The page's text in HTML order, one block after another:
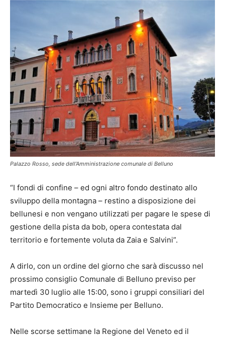
Palazzo Rosso, sede dell’Amministrazione comunale di Belluno
“I fondi di confine – ed ogni altro fondo destinato allo
sviluppo della montagna – restino a disposizione dei
bellunesi e non vengano utilizzati per pagare le spese di
gestione della pista da bob, opera contestata dal
territorio e fortemente voluta da Zaia e Salvini”.
A dirlo, con un ordine del giorno che sarà discusso nel
prossimo consiglio Comunale di Belluno previso per
martedì 30 luglio alle 15:00, sono i gruppi consiliari del
Partito Democratico e Insieme per Belluno.
Nelle scorse settimane la Regione del Veneto ed il